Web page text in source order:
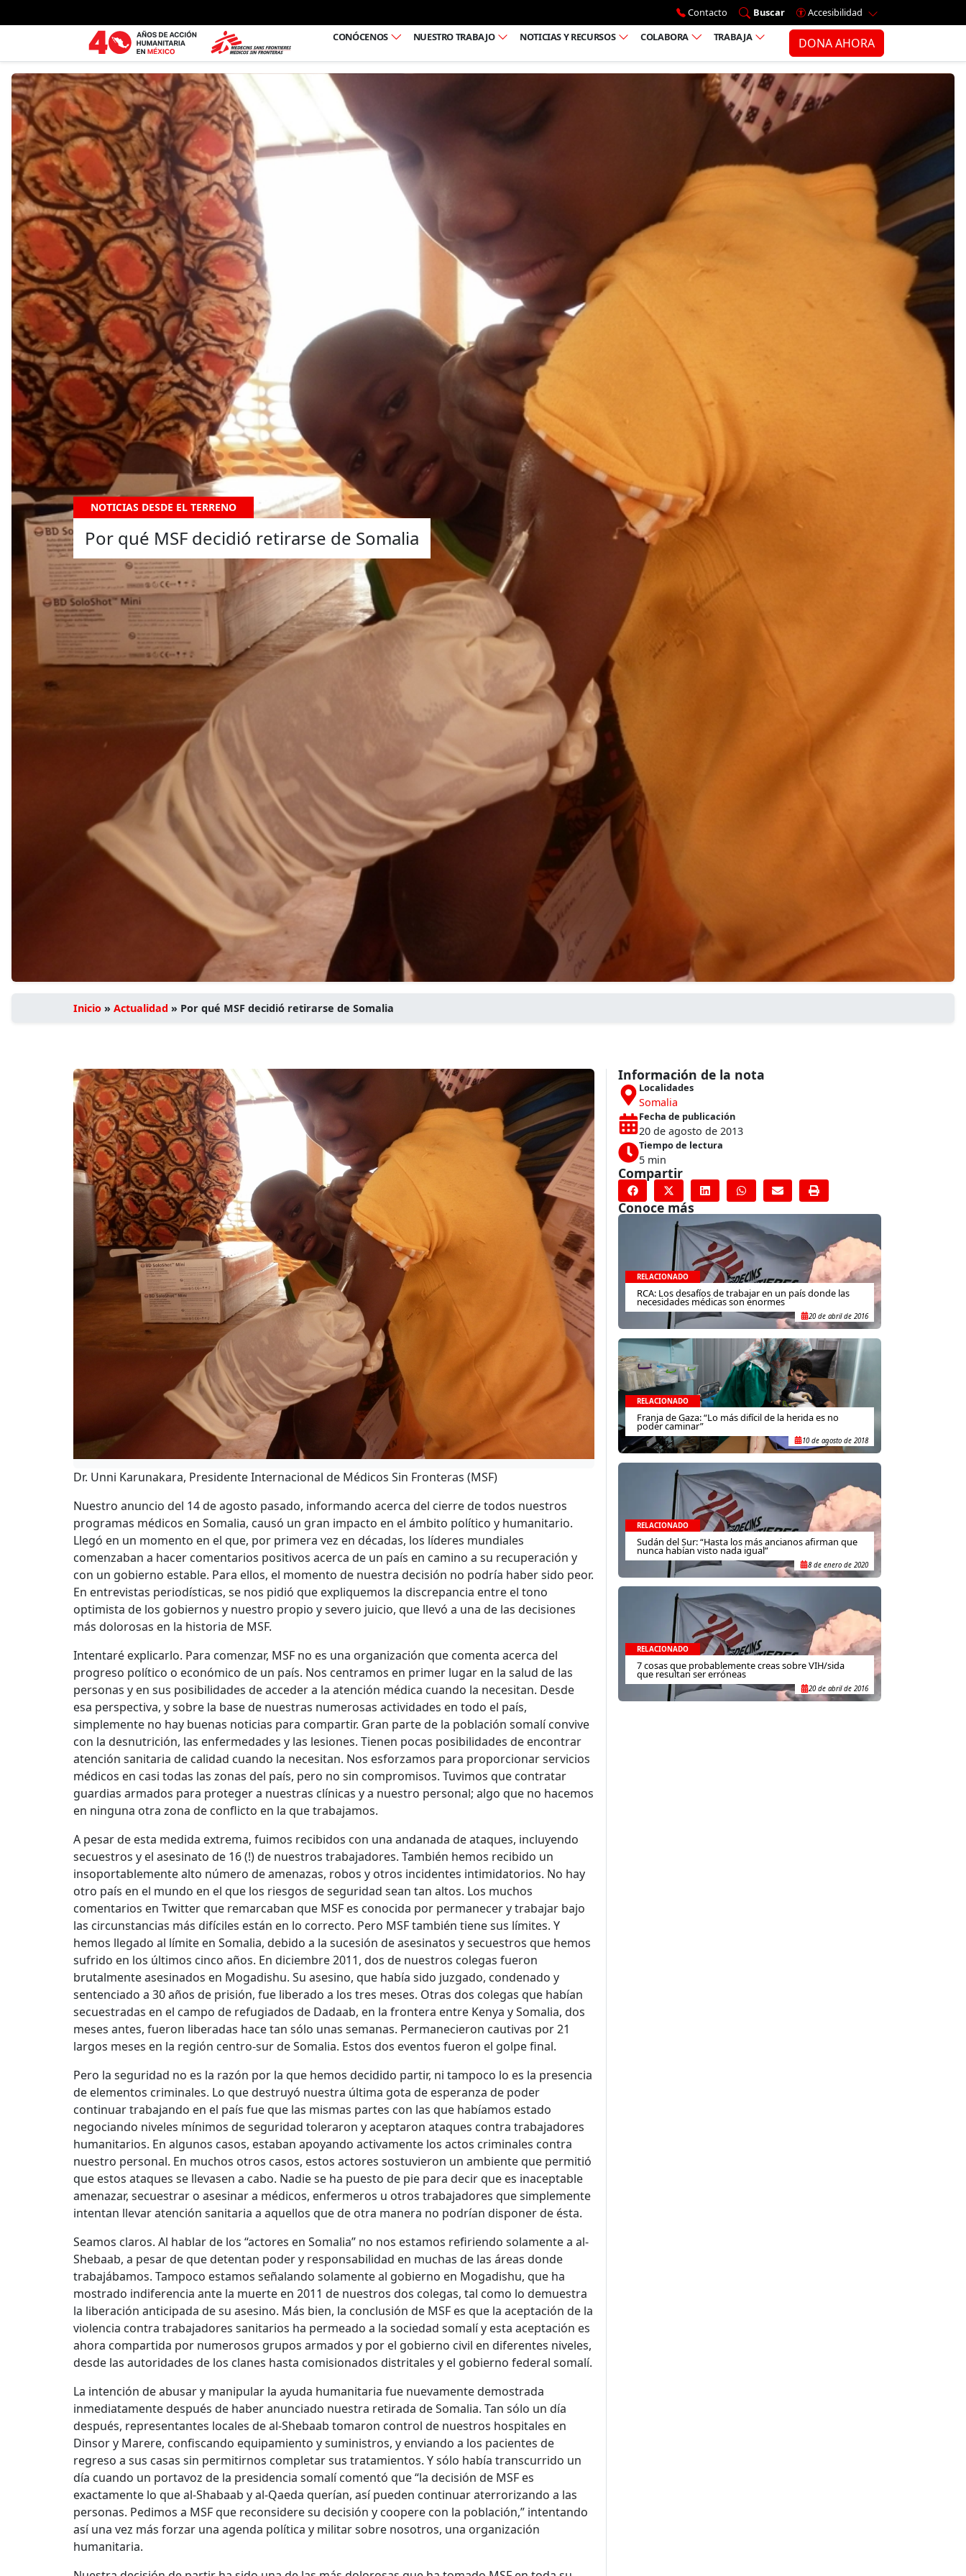
Ir al menú principal
Contacto Buscar
Accesibilidad
CONÓCENOS
NUESTRO TRABAJO NOTICIAS Y RECURSOS COLABORA TRABAJA DONA AHORA
NOTICIAS DESDE EL TERRENO
Por qué MSF decidió retirarse de Somalia
Inicio » Actualidad » Por qué MSF decidió retirarse de Somalia
Dr. Unni Karunakara, Presidente Internacional de Médicos Sin Fronteras (MSF)
Nuestro anuncio del 14 de agosto pasado, informando acerca del cierre de todos nuestros
programas médicos en Somalia, causó un gran impacto en el ámbito político y humanitario.
Llegó en un momento en el que, por primera vez en décadas, los líderes mundiales
comenzaban a hacer comentarios positivos acerca de un país en camino a su recuperación y
con un gobierno estable. Para ellos, el momento de nuestra decisión no podría haber sido peor.
En entrevistas periodísticas, se nos pidió que expliquemos la discrepancia entre el tono
optimista de los gobiernos y nuestro propio y severo juicio, que llevó a una de las decisiones
más dolorosas en la historia de MSF.
Intentaré explicarlo. Para comenzar, MSF no es una organización que comenta acerca del
progreso político o económico de un país. Nos centramos en primer lugar en la salud de las
personas y en sus posibilidades de acceder a la atención médica cuando la necesitan. Desde
esa perspectiva, y sobre la base de nuestras numerosas actividades en todo el país,
simplemente no hay buenas noticias para compartir. Gran parte de la población somalí convive
con la desnutrición, las enfermedades y las lesiones. Tienen pocas posibilidades de encontrar
atención sanitaria de calidad cuando la necesitan. Nos esforzamos para proporcionar servicios
médicos en casi todas las zonas del país, pero no sin compromisos. Tuvimos que contratar
guardias armados para proteger a nuestras clínicas y a nuestro personal; algo que no hacemos
en ninguna otra zona de conflicto en la que trabajamos.
A pesar de esta medida extrema, fuimos recibidos con una andanada de ataques, incluyendo
secuestros y el asesinato de 16 (!) de nuestros trabajadores. También hemos recibido un
insoportablemente alto número de amenazas, robos y otros incidentes intimidatorios. No hay
otro país en el mundo en el que los riesgos de seguridad sean tan altos. Los muchos
comentarios en Twitter que remarcaban que MSF es conocida por permanecer y trabajar bajo
las circunstancias más difíciles están en lo correcto. Pero MSF también tiene sus límites. Y
hemos llegado al límite en Somalia, debido a la sucesión de asesinatos y secuestros que hemos
sufrido en los últimos cinco años. En diciembre 2011, dos de nuestros colegas fueron
brutalmente asesinados en Mogadishu. Su asesino, que había sido juzgado, condenado y
sentenciado a 30 años de prisión, fue liberado a los tres meses. Otras dos colegas que habían
secuestradas en el campo de refugiados de Dadaab, en la frontera entre Kenya y Somalia, dos
meses antes, fueron liberadas hace tan sólo unas semanas. Permanecieron cautivas por 21
largos meses en la región centro-sur de Somalia. Estos dos eventos fueron el golpe final.
Pero la seguridad no es la razón por la que hemos decidido partir, ni tampoco lo es la presencia
de elementos criminales. Lo que destruyó nuestra última gota de esperanza de poder
continuar trabajando en el país fue que las mismas partes con las que habíamos estado
negociando niveles mínimos de seguridad toleraron y aceptaron ataques contra trabajadores
humanitarios. En algunos casos, estaban apoyando activamente los actos criminales contra
nuestro personal. En muchos otros casos, estos actores sostuvieron un ambiente que permitió
que estos ataques se llevasen a cabo. Nadie se ha puesto de pie para decir que es inaceptable
amenazar, secuestrar o asesinar a médicos, enfermeros u otros trabajadores que simplemente
intentan llevar atención sanitaria a aquellos que de otra manera no podrían disponer de ésta.
Seamos claros. Al hablar de los “actores en Somalia” no nos estamos refiriendo solamente a al-
Shebaab, a pesar de que detentan poder y responsabilidad en muchas de las áreas donde
trabajábamos. Tampoco estamos señalando solamente al gobierno en Mogadishu, que ha
mostrado indiferencia ante la muerte en 2011 de nuestros dos colegas, tal como lo demuestra
la liberación anticipada de su asesino. Más bien, la conclusión de MSF es que la aceptación de la
violencia contra trabajadores sanitarios ha permeado a la sociedad somalí y esta aceptación es
ahora compartida por numerosos grupos armados y por el gobierno civil en diferentes niveles,
desde las autoridades de los clanes hasta comisionados distritales y el gobierno federal somalí.
La intención de abusar y manipular la ayuda humanitaria fue nuevamente demostrada
inmediatamente después de haber anunciado nuestra retirada de Somalia. Tan sólo un día
después, representantes locales de al-Shebaab tomaron control de nuestros hospitales en
Dinsor y Marere, confiscando equipamiento y suministros, y enviando a los pacientes de
regreso a sus casas sin permitirnos completar sus tratamientos. Y sólo había transcurrido un
día cuando un portavoz de la presidencia somalí comentó que “la decisión de MSF es
exactamente lo que al-Shabaab y al-Qaeda querían, así pueden continuar aterrorizando a las
personas. Pedimos a MSF que reconsidere su decisión y coopere con la población,” intentando
así una vez más forzar una agenda política y militar sobre nosotros, una organización
humanitaria.
Información de la nota
Localidades
Somalia
Fecha de publicación
20 de agosto de 2013
Tiempo de lectura
5 min
Compartir
Conoce más
RELACIONADO
RCA: Los desafíos de trabajar en un país donde las
necesidades médicas son enormes
20 de abril de 2016
RELACIONADO
Franja de Gaza: “Lo más difícil de la herida es no
poder caminar”
10 de agosto de 2018
RELACIONADO
Sudán del Sur: “Hasta los más ancianos afirman que
nunca habían visto nada igual”
8 de enero de 2020
RELACIONADO
7 cosas que probablemente creas sobre VIH/sida
que resultan ser erróneas
20 de abril de 2016